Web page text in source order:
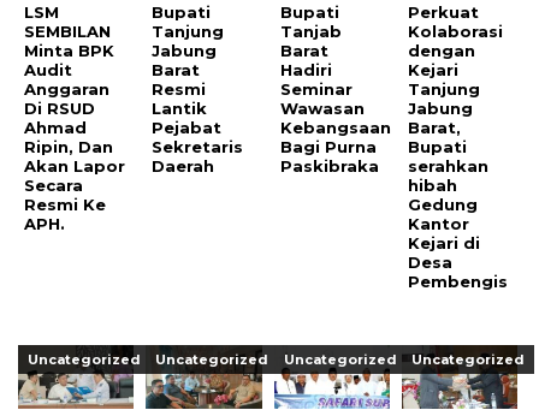
LSM
SEMBILAN
Minta BPK
Audit
Anggaran
Di RSUD
Ahmad
Ripin, Dan
Akan Lapor
Secara
Resmi Ke
APH.
Bupati
Tanjung
Jabung
Barat
Resmi
Lantik
Pejabat
Sekretaris
Daerah
Bupati
Tanjab
Barat
Hadiri
Seminar
Wawasan
Kebangsaan
Bagi Purna
Paskibraka
Perkuat
Kolaborasi
dengan
Kejari
Tanjung
Jabung
Barat,
Bupati
serahkan
hibah
Gedung
Kantor
Kejari di
Desa
Pembengis
Uncategorized Uncategorized Uncategorized Uncategorized